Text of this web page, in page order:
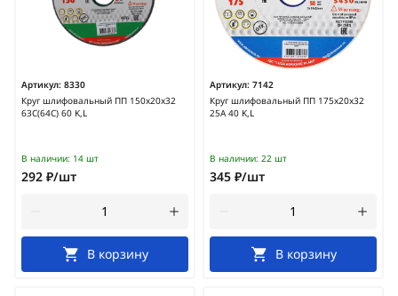
Артикул: 8330
Круг шлифовальный ПП 150х20х32
63С(64С) 60 K,L
В наличии: 14 шт
292 ₽/шт
В корзину
Артикул: 7142
Круг шлифовальный ПП 175х20х32
25А 40 K,L
В наличии: 22 шт
345 ₽/шт
В корзину